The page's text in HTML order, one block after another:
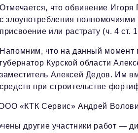
Отмечается, что обвинение
с злоупотребления
присвоение или растрату (ч. 4 ст.
Напомним, что на данный момент
губернатор Курской области
заместитель Алексей Дедов. Им
средств при строительстве
«КТК Сервис» Андрей
другие участники работ —